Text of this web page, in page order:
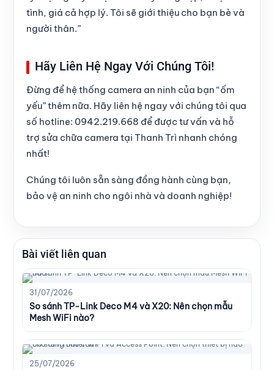
tình, giá cả hợp lý. Tôi sẽ giới thiệu cho bạn bè và
người thân.”
Hãy Liên Hệ Ngay Với Chúng Tôi!
Đừng để hệ thống camera an ninh của bạn “ốm
yếu” thêm nữa. Hãy liên hệ ngay với chúng tôi qua
số hotline: 0942.219.668 để được tư vấn và hỗ
trợ sửa chữa camera tại Thanh Trì nhanh chóng
nhất!
Chúng tôi luôn sẵn sàng đồng hành cùng bạn,
bảo vệ an ninh cho ngôi nhà và doanh nghiệp!
Bài viết liên quan
31/07/2026
So sánh TP-Link Deco M4 và X20: Nên chọn mẫu
Mesh WiFi nào?
25/07/2026